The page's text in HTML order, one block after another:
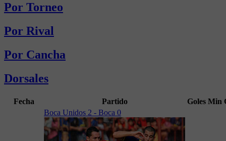
Por Torneo
Por Rival
Por Cancha
Dorsales
Fecha Partido Goles Min
Boca Unidos 2 - Boca 0